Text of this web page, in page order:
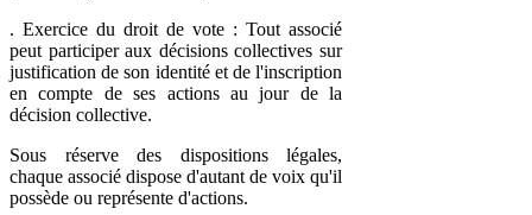
. Exercice du droit de vote : Tout associé
peut participer aux décisions collectives sur
justification de son identité et de l'inscription
en compte de ses actions au jour de la
décision collective.
Sous réserve des dispositions légales,
chaque associé dispose d'autant de voix qu'il
possède ou représente d'actions.